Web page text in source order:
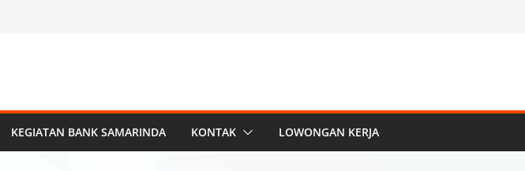
KEGIATAN BANK SAMARINDA KONTAK LOWONGAN KERJA